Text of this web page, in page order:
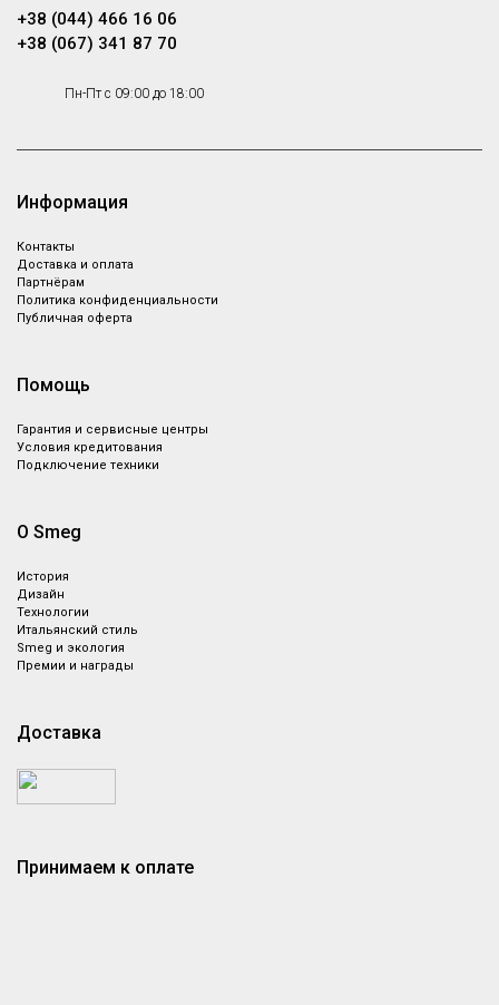
+38 (044) 466 16 06
+38 (067) 341 87 70
Пн-Пт с 09:00 до 18:00
Информация
Контакты
Доставка и оплата
Партнёрам
Политика конфиденциальности
Публичная оферта
Помощь
Гарантия и сервисные центры
Условия кредитования
Подключение техники
О Smeg
История
Дизайн
Технологии
Итальянский стиль
Smeg и экология
Премии и награды
Доставка
Принимаем к оплате